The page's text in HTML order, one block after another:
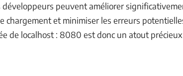
développeurs peuvent améliorer
chargement et minimiser les erreurs
de localhost : 8080 est donc un atout